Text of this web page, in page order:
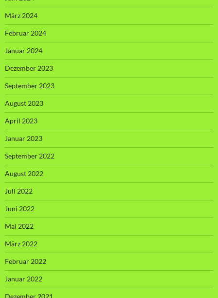
März 2024
Februar 2024
Januar 2024
Dezember 2023
September 2023
August 2023
April 2023
Januar 2023
September 2022
August 2022
Juli 2022
Juni 2022
Mai 2022
März 2022
Februar 2022
Januar 2022
Dezember 2021